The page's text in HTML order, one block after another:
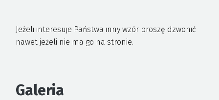
Jeżeli interesuje Państwa inny wzór proszę dzwonić
nawet jeżeli nie ma go na stronie.
Galeria